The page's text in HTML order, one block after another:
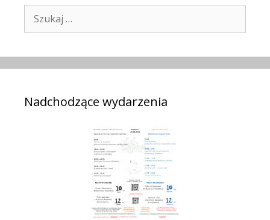
Szukaj:
Nadchodzące wydarzenia